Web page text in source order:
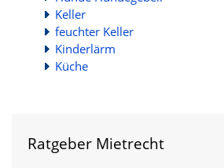
Keller
feuchter Keller
Kinderlärm
Küche
Ratgeber Mietrecht